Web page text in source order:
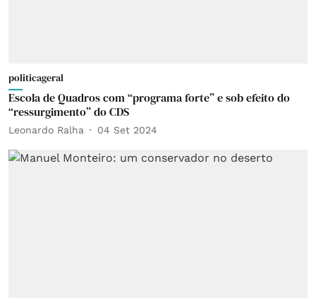
politicageral
Escola de Quadros com “programa forte” e sob efeito do
“ressurgimento” do CDS
Leonardo Ralha 04 Set 2024